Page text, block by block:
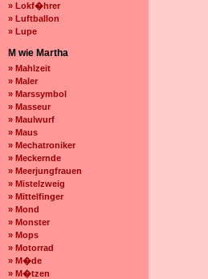
» Lokf�hrer
» Luftballon
» Lupe
M wie Martha
» Mahlzeit
» Maler
» Marssymbol
» Masseur
» Maulwurf
» Maus
» Mechatroniker
» Meckernde
» Meerjungfrauen
» Mistelzweig
» Mittelfinger
» Mond
» Monster
» Mops
» Motorrad
» M�de
» M�tzen